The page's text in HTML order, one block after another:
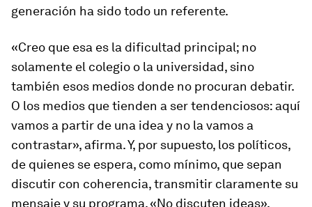
generación ha sido todo un referente.
«Creo que esa es la dificultad principal; no
solamente el colegio o la universidad, sino
también esos medios donde no procuran debatir.
O los medios que tienden a ser tendenciosos: aquí
vamos a partir de una idea y no la vamos a
contrastar», afirma. Y, por supuesto, los políticos,
de quienes se espera, como mínimo, que sepan
discutir con coherencia, transmitir claramente su
mensaje y su programa. «No discuten ideas»,